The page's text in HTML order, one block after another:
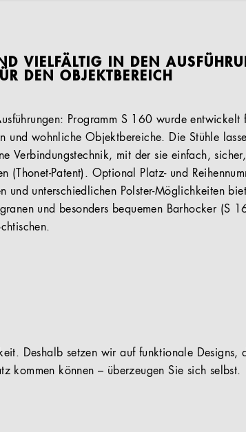
VIELFÄLTIG IN DEN
DEN OBJEKTBEREICH
Programm S 160 wurde entwickelt
und wohnliche Objektbereiche. Die Stühle
Verbindungstechnik, mit der sie einfach,
(Thonet-Patent). Optional Platz- und
und unterschiedlichen Polster-Möglichkeiten
und besonders bequemen Barhocker (S
Deshalb setzen wir auf funktionale Designs,
kommen können – überzeugen Sie sich selbst.